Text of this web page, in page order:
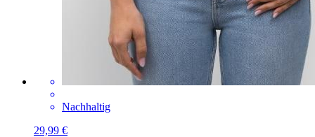
Nachhaltig
29,99 €